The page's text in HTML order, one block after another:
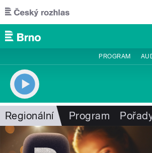
Přejít k hlavnímu obsahu
PROGRAM
Regionální Program